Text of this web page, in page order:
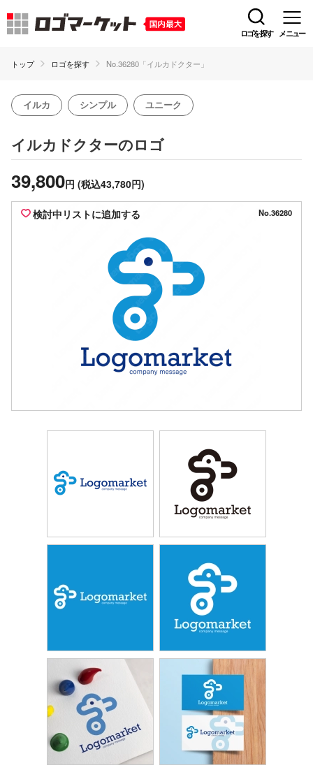
ロゴを探す メニュー
トップ ロゴを探す No.36280「イルカドクター」
イルカ シンプル ユニーク
イルカドクターのロゴ
39,800円 (税込43,780円)
検討中リストに追加する No.36280